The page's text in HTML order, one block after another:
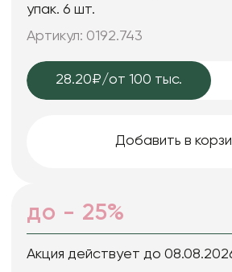
упак. 6 шт.
Артикул: 0192.743
28.20₽/от 100 тыс.
Добавить в
до - 25%
Акция действует до